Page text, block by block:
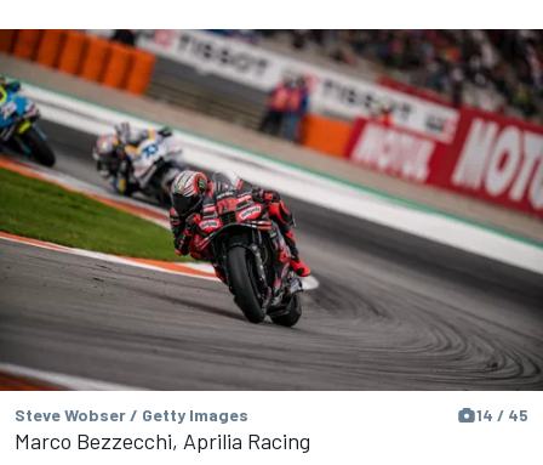
Steve Wobser / Getty Images 14 / 45
Marco Bezzecchi, Aprilia Racing